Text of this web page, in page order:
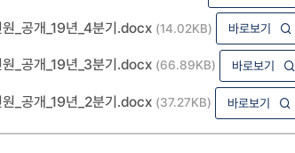
_공개_19년_4분기.docx (14.02KB) 바로보기
_공개_19년_3분기.docx (66.89KB) 바로보기
_공개_19년_2분기.docx (37.27KB) 바로보기